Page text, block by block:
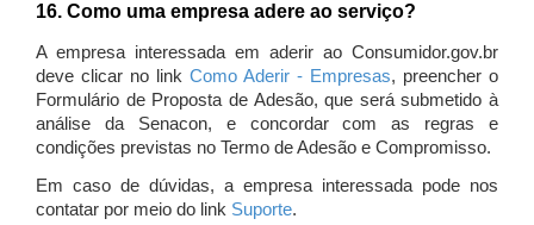
16. Como uma empresa adere ao serviço?
A empresa interessada em aderir ao Consumidor.gov.br
deve clicar no link Como Aderir - Empresas, preencher o
Formulário de Proposta de Adesão, que será submetido à
análise da Senacon, e concordar com as regras e
condições previstas no Termo de Adesão e Compromisso.
Em caso de dúvidas, a empresa interessada pode nos
contatar por meio do link Suporte.